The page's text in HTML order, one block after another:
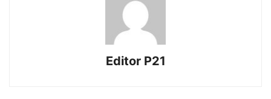
Editor P21